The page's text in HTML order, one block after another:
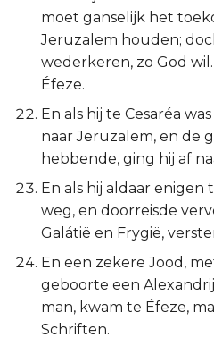
moet ganselijk het
Jeruzalem houden;
wederkeren, zo God
Éfeze.
En als hij te Cesaréa
naar Jeruzalem, en de
hebbende, ging hij af
En als hij aldaar enigen
weg, en doorreisde
Galátië en Frygië,
En een zekere Jood,
geboorte een
man, kwam te Éfeze,
Schriften.